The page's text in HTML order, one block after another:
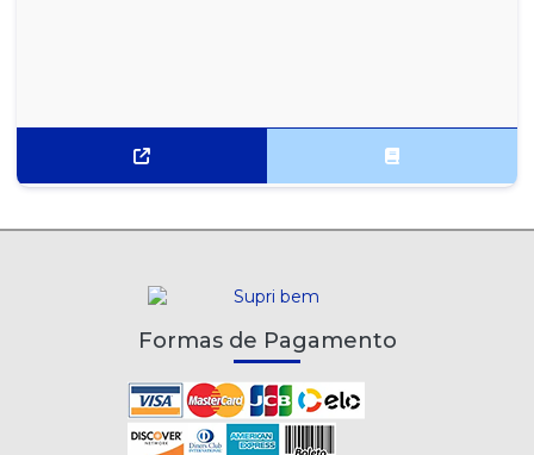
Formas de Pagamento